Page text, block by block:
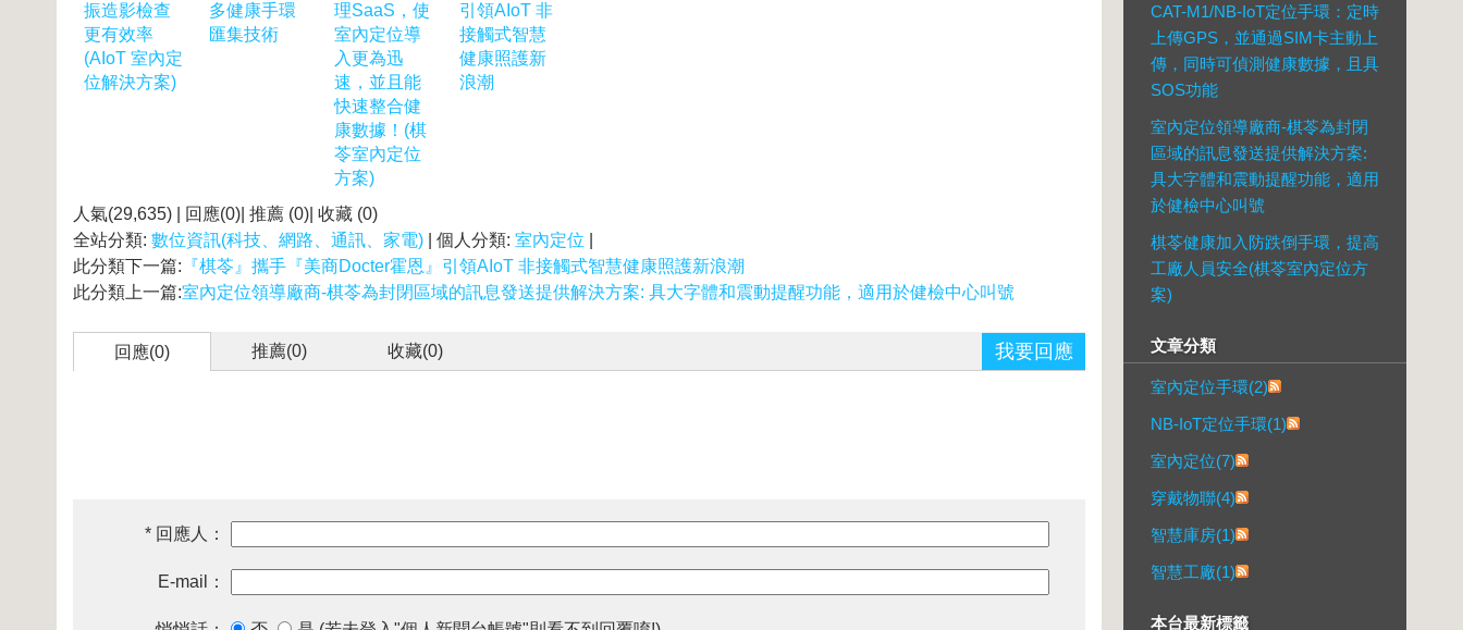
振造影檢查
更有效率
(AIoT 室內定
位解決方案)
多健康手環
匯集技術
理SaaS，使
室內定位導
入更為迅
速，並且能
快速整合健
康數據！(棋
苓室內定位
方案)
引領AIoT 非
接觸式智慧
健康照護新
浪潮
人氣(29,635) | 回應(0)| 推薦 (0)| 收藏 (0)
全站分類: 數位資訊(科技、網路、通訊、家電) | 個人分類: 室內定位
此分類下一篇: 『棋苓』攜手『美商Docter霍恩』引領AIoT 非接觸式智慧健康照護新浪潮
此分類上一篇:室內定位領導廠商-棋苓為封閉區域的訊息發送提供解決方案: 具大字體和震動提醒功能，適用於健檢中心叫號
回應(0) 推薦(0) 收藏(0) 我要回應
* 回應人：
E-mail：
CAT-M1/NB-IoT定位手環：定時
上傳GPS，並通過SIM卡主動上
傳，同時可偵測健康數據，且具
SOS功能
室內定位領導廠商-棋苓為封閉
區域的訊息發送提供解決方案:
具大字體和震動提醒功能，適用
於健檢中心叫號
棋苓健康加入防跌倒手環，提高
工廠人員安全(棋苓室內定位方
案)
文章分類
室內定位手環(2)
NB-IoT定位手環(1)
室內定位(7)
穿戴物聯(4)
智慧庫房(1)
智慧工廠(1)
本台最新標籤